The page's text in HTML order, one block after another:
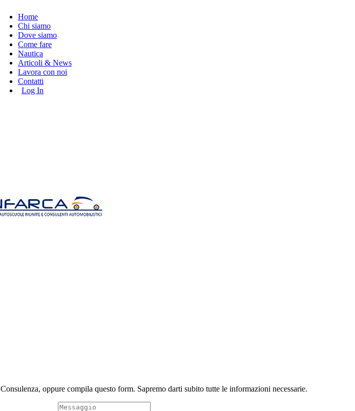
Home
Chi siamo
Dove siamo
Come fare
Nautica
Articoli & News
Lavora con noi
Contatti
Log In
oppure compila questo form. Sapremo darti subito tutte le informazioni necessarie.